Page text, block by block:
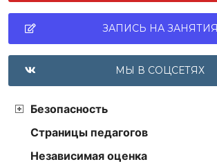
ЗАПИСЬ НА ЗАНЯТИЯ
МЫ В СОЦСЕТЯХ
Безопасность
Страницы педагогов
Независимая оценка